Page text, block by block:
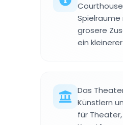
grosere
ein
Das
Künstlern
für